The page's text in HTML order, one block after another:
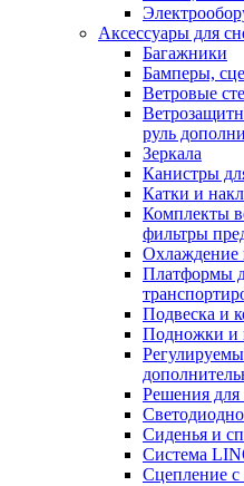
Аксессуары для
Багажники
Бамперы,
Ветровые
руль
Зеркала
Канистры
Катки и
Комплекты
фильтры
Охлаждение
Платформы
Подвеска и
Подножки и
Решения для
Сиденья и
Система
Сцепление с